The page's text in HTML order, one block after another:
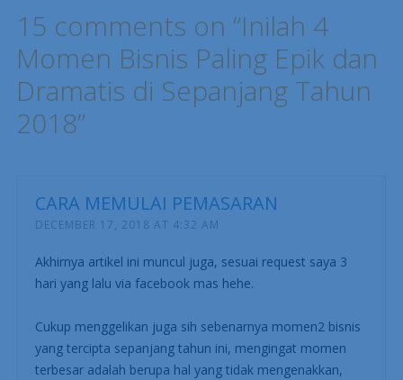
15 comments on “Inilah 4
Momen Bisnis Paling Epik dan
Dramatis di Sepanjang Tahun
2018”
CARA MEMULAI PEMASARAN
DECEMBER 17, 2018 AT 4:32 AM
Akhirnya artikel ini muncul juga, sesuai request saya 3
hari yang lalu via facebook mas hehe.
Cukup menggelikan juga sih sebenarnya momen2 bisnis
yang tercipta sepanjang tahun ini, mengingat momen
terbesar adalah berupa hal yang tidak mengenakkan,